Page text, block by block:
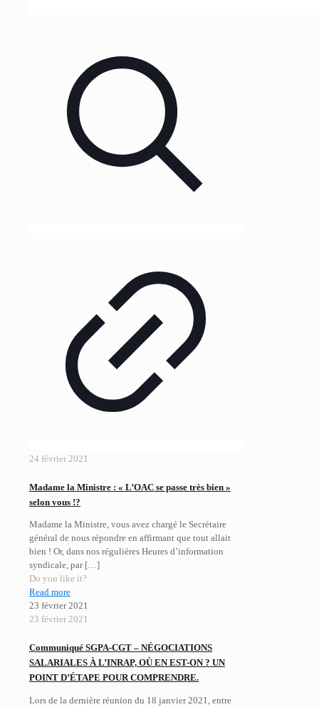
24 février 2021
Madame la Ministre : « L’OAC se passe très bien »
selon vous !?
Madame la Ministre, vous avez chargé le Secrétaire
général de nous répondre en affirmant que tout allait
bien ! Or, dans nos régulières Heures d’information
syndicale, par[…]
Do you like it?
Read more
23 février 2021
23 février 2021
Communiqué SGPA-CGT – NÉGOCIATIONS
SALARIALES À L’INRAP, OÙ EN EST-ON ? UN
POINT D’ÉTAPE POUR COMPRENDRE.
Lors de la dernière réunion du 18 janvier 2021, entre